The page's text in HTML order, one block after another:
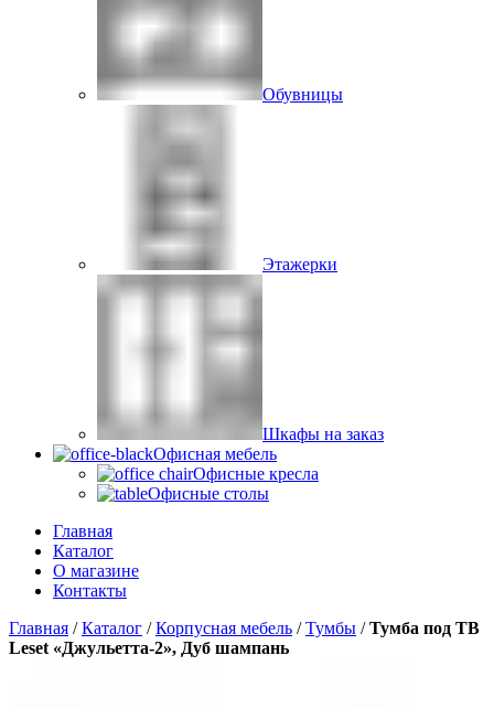
Обувницы
Этажерки
Шкафы на заказ
Офисная мебель
Офисные кресла
Офисные столы
Главная
Каталог
О магазине
Контакты
Главная /Каталог /Корпусная мебель /Тумбы /Тумба под ТВ
Leset «Джульетта-2», Дуб шампань